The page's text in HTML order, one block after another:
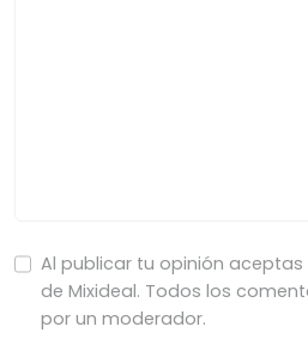
Al publicar tu opinión aceptas
de Mixideal. Todos los
por un moderador.